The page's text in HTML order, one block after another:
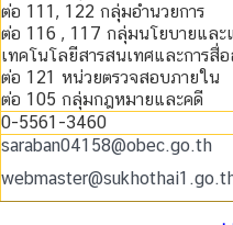
ต่อ 111, 122 กลุุ่มอำนวยการ
ต่อ 116 , 117 กลุ่มนโยบายและ
เทคโนโลยีสารสนเทศและการสื่อ
ต่อ 121 หน่วยตรวจสอบภายใน
ต่อ 105 กลุ่มกฎหมายและคดี
0-5561-3460
saraban04158@obec.go.th